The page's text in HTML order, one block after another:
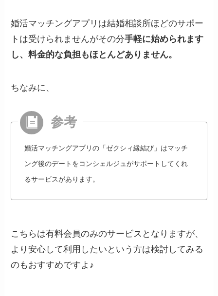
婚活マッチングアプリは結婚相談所ほどのサポー
トは受けられませんがその分手軽に始められます
し、料金的な負担もほとんどありません。
ちなみに、
婚活マッチングアプリの「ゼクシィ縁結び」はマッチ
ング後のデートをコンシェルジュがサポートしてくれ
るサービスがあります。
こちらは有料会員のみのサービスとなりますが、
より安心して利用したいという方は検討してみる
のもおすすめですよ♪